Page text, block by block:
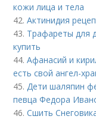
кожи лица и тела
42.Актинидия
43. Трафареты для
купить
44.Афанасий и
есть свой ангел-
45.Дети шаляпин
певца Федора
46.Сшить